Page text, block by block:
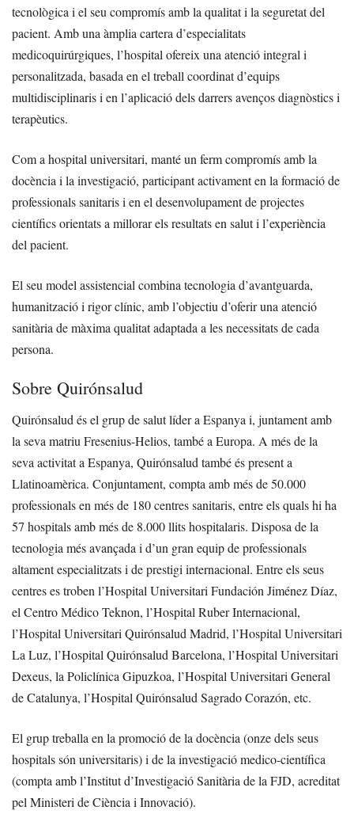
tecnològica i el seu compromís amb la qualitat i la seguretat del
pacient. Amb una àmplia cartera d’especialitats
medicoquirúrgiques, l’hospital ofereix una atenció integral i
personalitzada, basada en el treball coordinat d’equips
multidisciplinaris i en l’aplicació dels darrers avenços diagnòstics i
terapèutics.
Com a hospital universitari, manté un ferm compromís amb la
docència i la investigació, participant activament en la formació de
professionals sanitaris i en el desenvolupament de projectes
científics orientats a millorar els resultats en salut i l’experiència
del pacient.
El seu model assistencial combina tecnologia d’avantguarda,
humanització i rigor clínic, amb l’objectiu d’oferir una atenció
sanitària de màxima qualitat adaptada a les necessitats de cada
persona.
Sobre Quirónsalud
Quirónsalud és el grup de salut líder a Espanya i, juntament amb
la seva matriu Fresenius-Helios, també a Europa. A més de la
seva activitat a Espanya, Quirónsalud també és present a
Llatinoamèrica. Conjuntament, compta amb més de 50.000
professionals en més de 180 centres sanitaris, entre els quals hi ha
57 hospitals amb més de 8.000 llits hospitalaris. Disposa de la
tecnologia més avançada i d’un gran equip de professionals
altament especialitzats i de prestigi internacional. Entre els seus
centres es troben l’Hospital Universitari Fundación Jiménez Díaz,
el Centro Médico Teknon, l’Hospital Ruber Internacional,
l’Hospital Universitari Quirónsalud Madrid, l’Hospital Universitari
La Luz, l’Hospital Quirónsalud Barcelona, l’Hospital Universitari
Dexeus, la Policlínica Gipuzkoa, l’Hospital Universitari General
de Catalunya, l’Hospital Quirónsalud Sagrado Corazón, etc.
El grup treballa en la promoció de la docència (onze dels seus
hospitals són universitaris) i de la investigació medico-científica
(compta amb l’Institut d’Investigació Sanitària de la FJD, acreditat
pel Ministeri de Ciència i Innovació).